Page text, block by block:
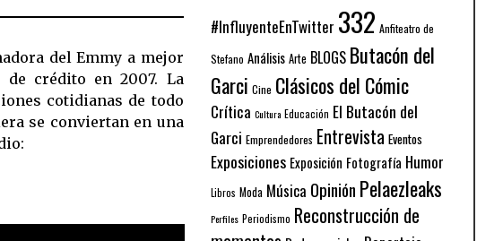
del Emmy a mejor
de crédito en 2007. La
cotidianas de todo
se conviertan en una
#InfluyenteEnTwitter 332 Anfiteatro de
Stefano Análisis Arte BLOGS Butacón del
Garci Cine Clásicos del Cómic
Crítica Cultura Educación El Butacón del
Garci Emprendedores Entrevista Eventos
Exposiciones Exposición Fotografía Humor
Libros Moda Música Opinión Pelaezleaks
Perfiles Periodismo Reconstrucción de